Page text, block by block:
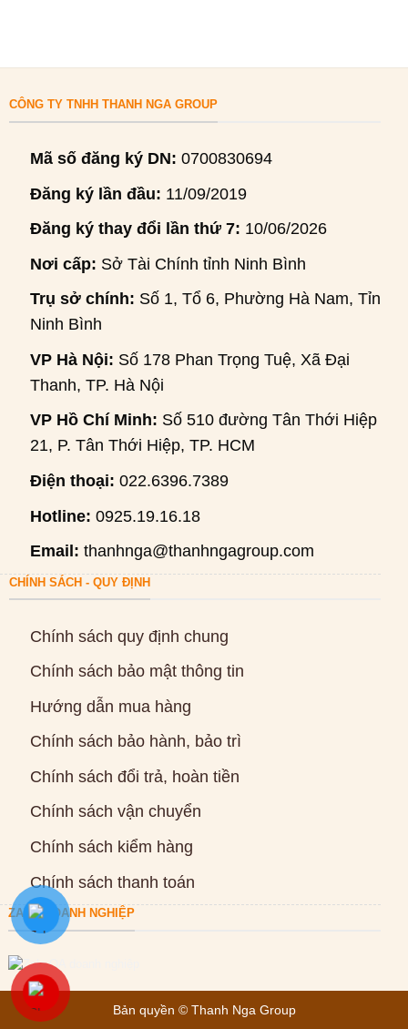
CÔNG TY TNHH THANH NGA GROUP
Mã số đăng ký DN: 0700830694
Đăng ký lần đầu: 11/09/2019
Đăng ký thay đổi lần thứ 7: 10/06/2026
Nơi cấp: Sở Tài Chính tỉnh Ninh Bình
Trụ sở chính: Số 1, Tổ 6, Phường Hà Nam, Tỉnh
Ninh Bình
VP Hà Nội: Số 178 Phan Trọng Tuệ, Xã Đại
Thanh, TP. Hà Nội
VP Hồ Chí Minh: Số 510 đường Tân Thới Hiệp
21, P. Tân Thới Hiệp, TP. HCM
Điện thoại: 022.6396.7389
Hotline: 0925.19.16.18
Email: thanhnga@thanhngagroup.com
CHÍNH SÁCH - QUY ĐỊNH
Chính sách quy định chung
Chính sách bảo mật thông tin
Hướng dẫn mua hàng
Chính sách bảo hành, bảo trì
Chính sách đổi trả, hoàn tiền
Chính sách vận chuyển
Chính sách kiểm hàng
Chính sách thanh toán
ZALO DOANH NGHIỆP
Bản quyền © Thanh Nga Group